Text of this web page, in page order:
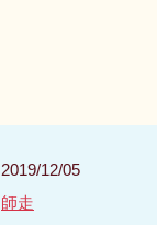
2019/12/05
師走